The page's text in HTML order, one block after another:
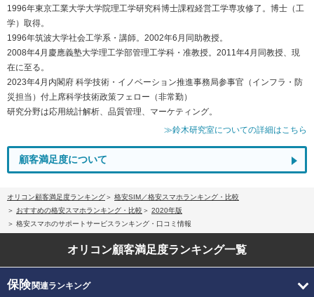
1996年東京工業大学大学院理工学研究科博士課程経営工学専攻修了。博士（工
学）取得。
1996年筑波大学社会工学系・講師。2002年6月同助教授。
2008年4月慶應義塾大学理工学部管理工学科・准教授。2011年4月同教授、現
在に至る。
2023年4月内閣府 科学技術・イノベーション推進事務局参事官（インフラ・防
災担当）付上席科学技術政策フェロー（非常勤）
研究分野は応用統計解析、品質管理、マーケティング。
≫鈴木研究室についての詳細はこちら
顧客満足度について
オリコン顧客満足度ランキング
格安SIM／格安スマホランキング・比較
おすすめの格安スマホランキング・比較
2020年版
格安スマホのサポートサービスランキング・口コミ情報
オリコン顧客満足度ランキング一覧
保険関連ランキング